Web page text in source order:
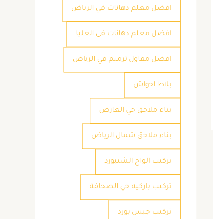
افضل معلم دهانات في الرياض
افضل معلم دهانات في العليا
افضل مقاول ترميم في الرياض
بلاط احواش
بناء ملاحق حي العارض
بناء ملاحق شمال الرياض
تركيب الواح الشيبورد
تركيب باركيه حي الصحافة
تركيب جبس بورد